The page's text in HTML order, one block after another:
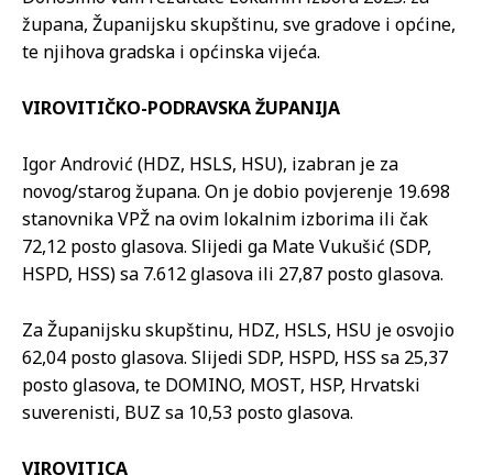
župana, Županijsku skupštinu, sve gradove i općine,
te njihova gradska i općinska vijeća.
VIROVITIČKO-PODRAVSKA ŽUPANIJA
Igor Andrović (HDZ, HSLS, HSU), izabran je za
novog/starog župana. On je dobio povjerenje 19.698
stanovnika VPŽ na ovim lokalnim izborima ili čak
72,12 posto glasova. Slijedi ga Mate Vukušić (SDP,
HSPD, HSS) sa 7.612 glasova ili 27,87 posto glasova.
Za Županijsku skupštinu, HDZ, HSLS, HSU je osvojio
62,04 posto glasova. Slijedi SDP, HSPD, HSS sa 25,37
posto glasova, te DOMINO, MOST, HSP, Hrvatski
suverenisti, BUZ sa 10,53 posto glasova.
VIROVITICA